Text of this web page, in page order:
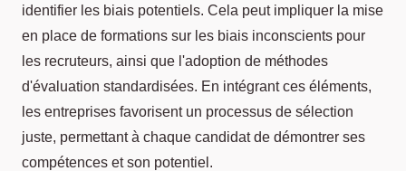
identifier les biais potentiels. Cela peut impliquer la mise
en place de formations sur les biais inconscients pour
les recruteurs, ainsi que l'adoption de méthodes
d'évaluation standardisées. En intégrant ces éléments,
les entreprises favorisent un processus de sélection
juste, permettant à chaque candidat de démontrer ses
compétences et son potentiel.